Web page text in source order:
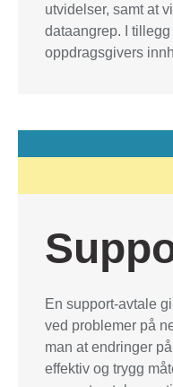
utvidelser, samt at
dataangrep. I
oppdragsgivers
En support-avtale
ved problemer på
man at endringer
effektiv og trygg